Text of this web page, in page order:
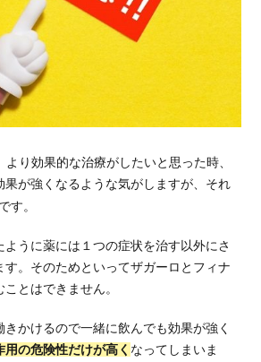
り効果的な治療がしたいと思った時、
果が強くなるような気がしますが、それ
す。
うに薬には１つの症状を治す以外にさ
す。そのためといってザガーロとフィナ
とはできません。
かけるので一緒に飲んでも効果が強く
用の危険性だけが高く なってしまいま